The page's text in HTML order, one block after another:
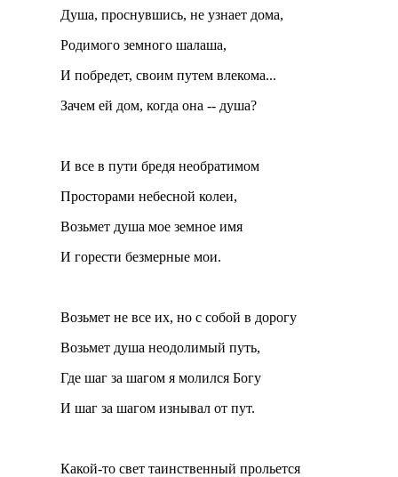
Душа, проснувшись, не узнает дома,
Родимого земного шалаша,
И побредет, своим путем влекома...
Зачем ей дом, когда она -- душа?
И все в пути бредя необратимом
Просторами небесной колеи,
Возьмет душа мое земное имя
И горести безмерные мои.
Возьмет не все их, но с собой в дорогу
Возьмет душа неодолимый путь,
Где шаг за шагом я молился Богу
И шаг за шагом изнывал от пут.
Какой-то свет таинственный прольется